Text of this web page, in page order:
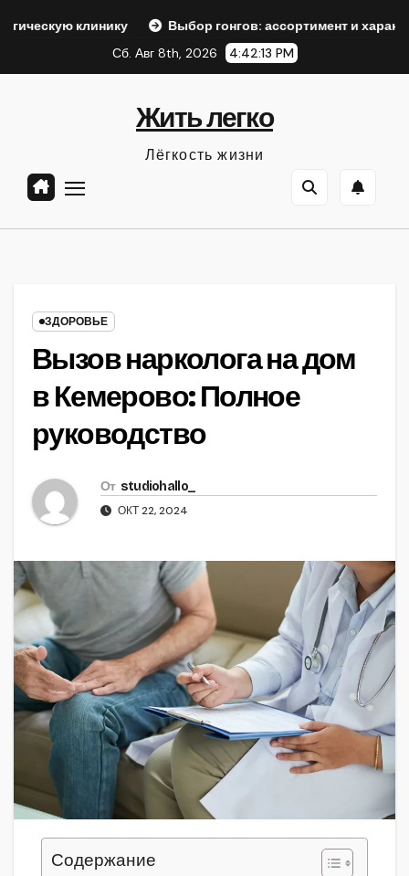
Выбор гонгов: ассортимент и характеристики
Сб. Авг 8th, 2026
4:42:14 PM
Жить легко
Лёгкость жизни
ЗДОРОВЬЕ
Вызов нарколога на дом
в Кемерово: Полное
руководство
От studiohallo_
ОКТ 22, 2024
Содержание